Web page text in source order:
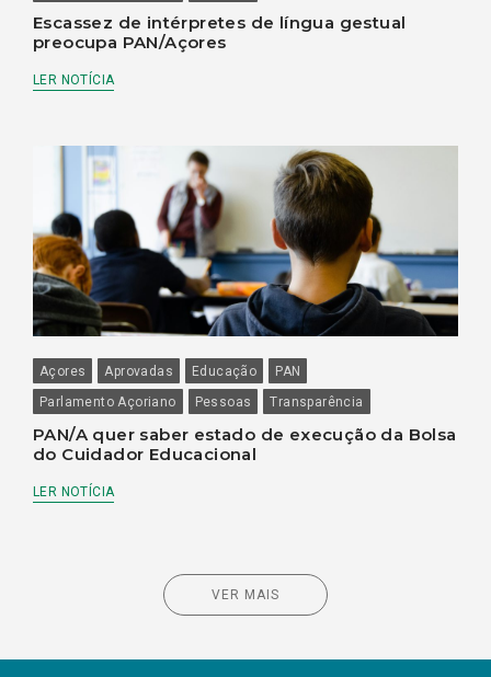
Escassez de intérpretes de língua gestual
preocupa PAN/Açores
LER NOTÍCIA
Açores Aprovadas Educação
PAN
Parlamento Açoriano
Pessoas Transparência
PAN/A quer saber estado de execução da Bolsa
do Cuidador Educacional
LER NOTÍCIA
VER MAIS